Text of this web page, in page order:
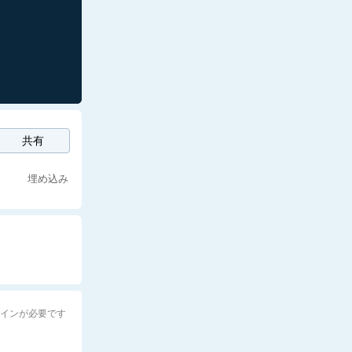
共有
埋め込み
ンが必要です